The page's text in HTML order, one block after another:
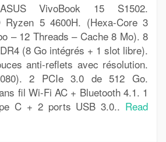
VivoBook 15 S1502.
Ryzen 5 4600H. (Hexa-Core 3
– 12 Threads – Cache 8 Mo). 8
(8 Go intégrés + 1 slot libre).
anti-reflets avec résolution.
2 PCIe 3.0 de 512 Go.
fil Wi-Fi AC + Bluetooth 4.1. 1
C + 2 ports USB 3.0.. Read